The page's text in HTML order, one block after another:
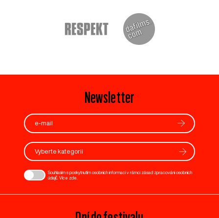
Newsletter
Vyberte kategorii
Souhlasím s poskytnutím osobních informací v rámci zásad zpracování osobních
údajů. Více zde